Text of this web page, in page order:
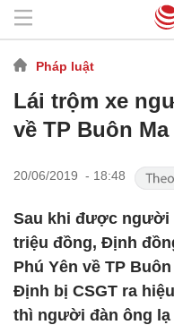
Pháp luật
Lái trộm xe
về TP Buôn
20/06/2019 - 18:48
Sau khi được người
triệu đồng, Định
Phú Yên về TP
Định bị CSGT ra
thì người đàn ông lạ